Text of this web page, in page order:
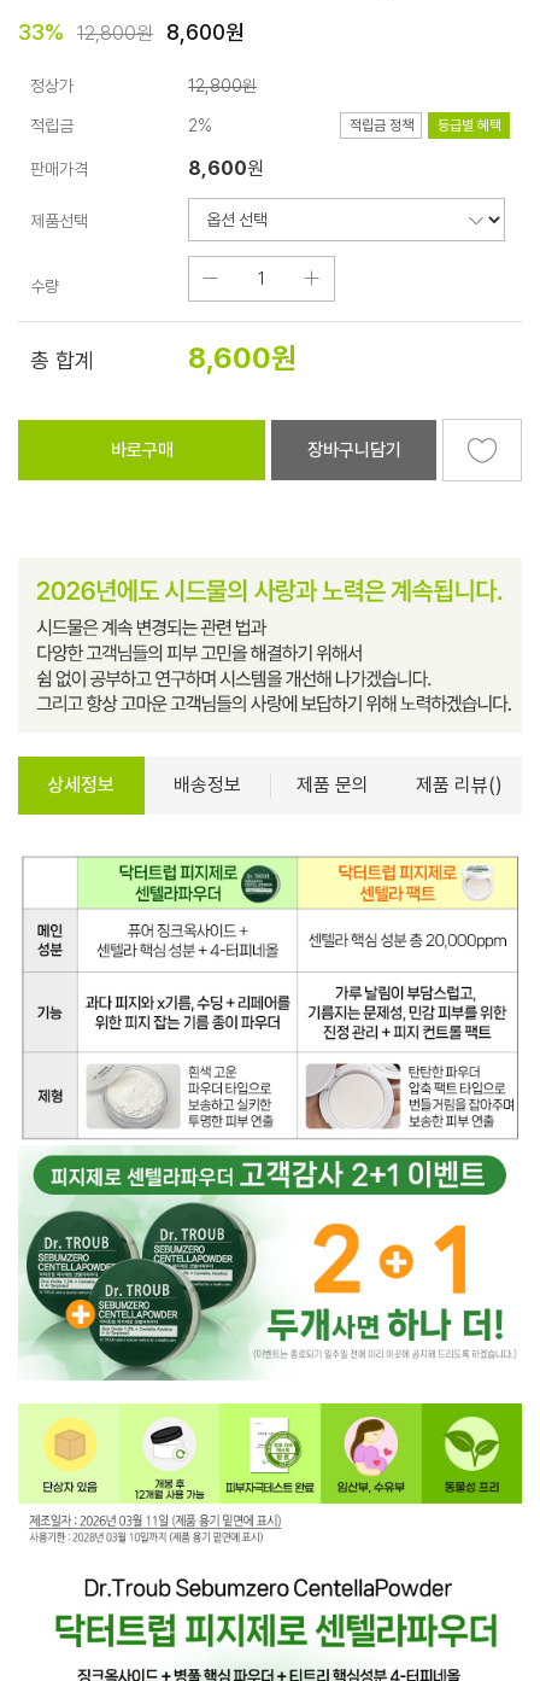
33% 12,800원 8,600원
정상가 12,800원
적립금 2% 적립금 정책 등급별 혜택
판매가격 8,600원
제품선택
수량
총 합계 8,600원
바로구매 장바구니담기
상세정보 배송정보 제품 문의 제품 리뷰()